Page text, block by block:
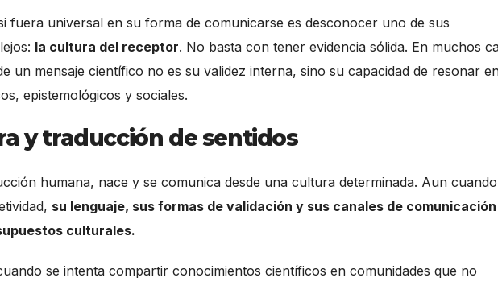
fuera universal en su forma de comunicarse es desconocer uno de sus
la cultura del receptor. No basta con tener evidencia sólida. En muchos
un mensaje científico no es su validez interna, sino su capacidad de resonar
epistemológicos y sociales.
y traducción de sentidos
humana, nace y se comunica desde una cultura determinada. Aun
su lenguaje, sus formas de validación y sus canales de comunicación
culturales.
se intenta compartir conocimientos científicos en comunidades que no